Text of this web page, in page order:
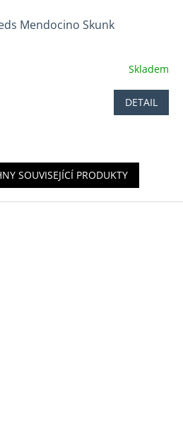
Mendocino Skunk
Skladem
DETAIL
SOUVISEJÍCÍ PRODUKTY